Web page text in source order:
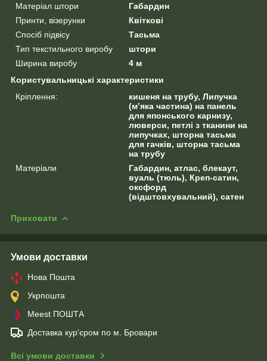
Матеріал штори
Габардин
Принти, візерунки
Квіткові
Спосіб підвісу
Тасьма
Тип текстильного виробу
штори
Ширина виробу
4 м
Користувальницькі характеристики
Кріплення:
кишеня на трубу, Липучка
(м’яка частина) на панель
для японського карнизу,
люверси, петлі з тканини на
липучках, шторна тасьма
для гачків, шторна тасьма
на трубу
Матеріали
Габардин, атлас, блекаут,
вуаль (тюль), Креп-сатин,
оксфорд
(відштовхувальний), сатен
Приховати
Умови доставки
Нова Пошта
Укрпошта
Meest ПОШТА
Доставка кур'єром по м. Бровари
Всі умови доставки